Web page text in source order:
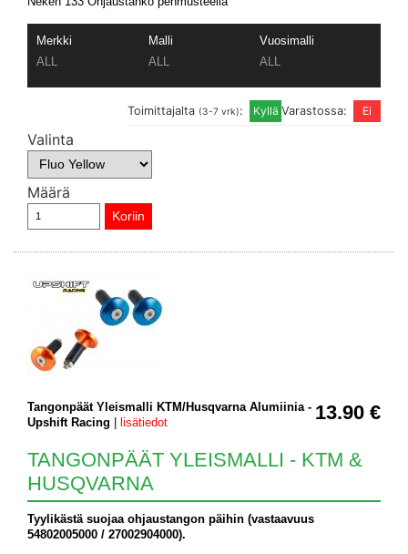
Merkki Malli
Vuosimalli
ALL
ALL ALL
Varastossa:
Toimittajalta (3-7 vrk):
Valinta
Määrä
13.90 €
Tangonpäät Yleismalli KTM/Husqvarna Alumiinia -
Upshift Racing
lisätiedot
TANGONPÄÄT YLEISMALLI - KTM &
HUSQVARNA
Tyylikästä suojaa ohjaustangon päihin (vastaavuus
54802005000 / 27002904000).